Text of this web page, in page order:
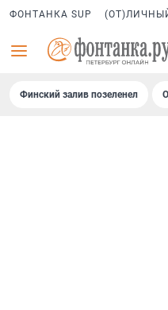
ФОНТАНКА SUP
Финский залив позеленел